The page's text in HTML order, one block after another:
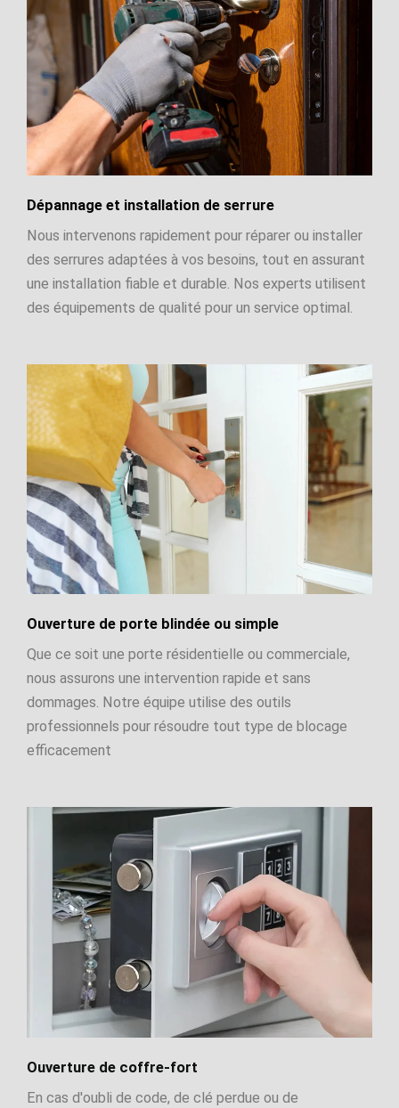
Dépannage et installation de serrure
Nous intervenons rapidement pour réparer ou installer
des serrures adaptées à vos besoins, tout en assurant
une installation fiable et durable. Nos experts utilisent
des équipements de qualité pour un service optimal.
Ouverture de porte blindée ou simple
Que ce soit une porte résidentielle ou commerciale,
nous assurons une intervention rapide et sans
dommages. Notre équipe utilise des outils
professionnels pour résoudre tout type de blocage
efficacement
Ouverture de coffre-fort
En cas d'oubli de code, de clé perdue ou de